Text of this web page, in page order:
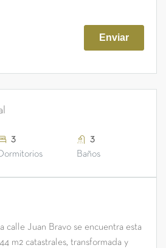
3
3
Baños
calle Juan Bravo se encuentra esta
m2 catastrales, transformada y